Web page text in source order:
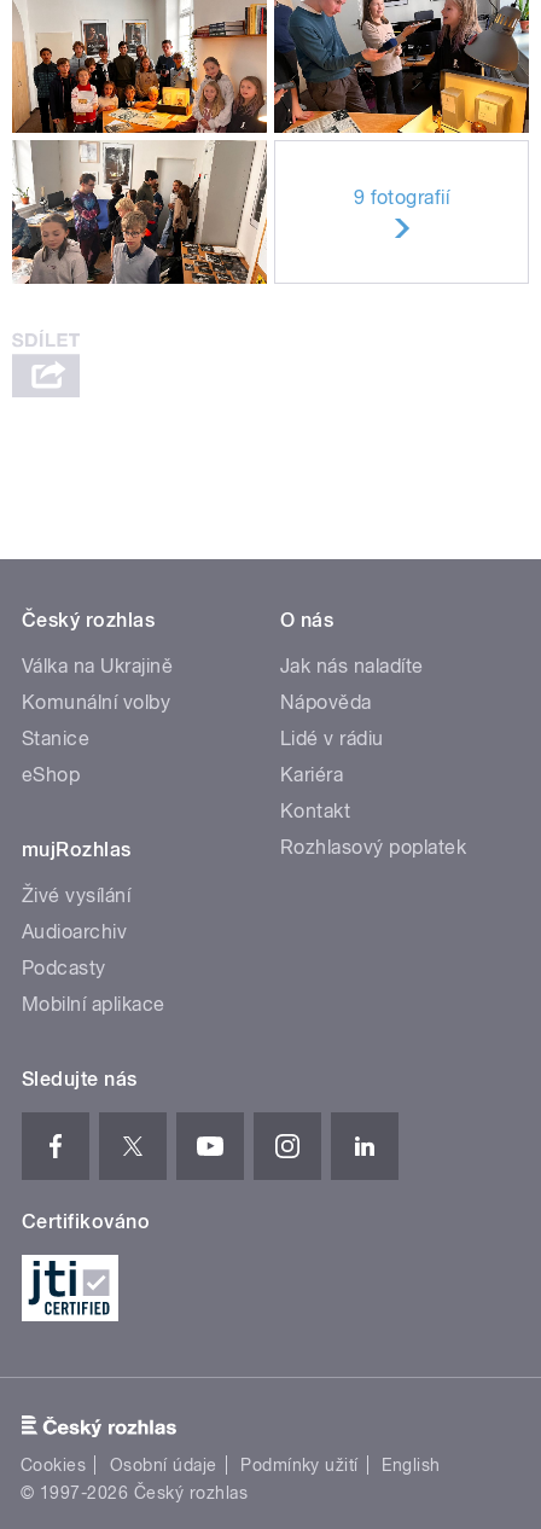
9 fotografií
Český rozhlas
Válka na Ukrajině
Komunální volby
Stanice
eShop
mujRozhlas
Živé vysílání
Audioarchiv
Podcasty
Mobilní aplikace
O nás
Jak nás naladíte
Nápověda
Lidé v rádiu
Kariéra
Kontakt
Rozhlasový poplatek
Sledujte nás
Certifikováno
Cookies Osobní údaje Podmínky užití
English
© 1997-2026 Český rozhlas